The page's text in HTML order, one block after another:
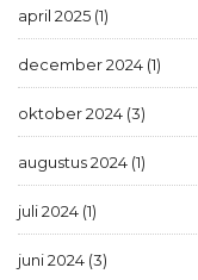
april 2025 (1)
december 2024 (1)
oktober 2024 (3)
augustus 2024 (1)
juli 2024 (1)
juni 2024 (3)